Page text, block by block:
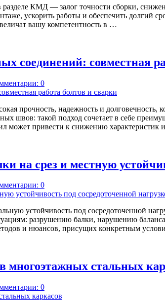
КМД — залог точности сборки,
ускорить работы и обеспечить долгий
вашу компетентность в …
соединений: совместная
0
прочность, надежность и
швов: такой подход сочетает в себе
может привести к снижению
на срез и местную
0
устойчивость под сосредоточенной
разрушению балки, нарушению
и нюансов, присущих конкретным
многоэтажных стальных
0